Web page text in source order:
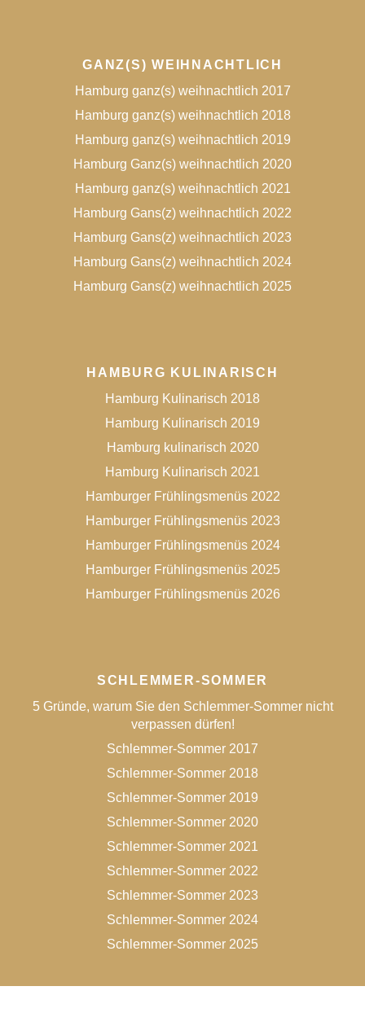
GANZ(S) WEIHNACHTLICH
Hamburg ganz(s) weihnachtlich 2017
Hamburg ganz(s) weihnachtlich 2018
Hamburg ganz(s) weihnachtlich 2019
Hamburg Ganz(s) weihnachtlich 2020
Hamburg ganz(s) weihnachtlich 2021
Hamburg Gans(z) weihnachtlich 2022
Hamburg Gans(z) weihnachtlich 2023
Hamburg Gans(z) weihnachtlich 2024
Hamburg Gans(z) weihnachtlich 2025
HAMBURG KULINARISCH
Hamburg Kulinarisch 2018
Hamburg Kulinarisch 2019
Hamburg kulinarisch 2020
Hamburg Kulinarisch 2021
Hamburger Frühlingsmenüs 2022
Hamburger Frühlingsmenüs 2023
Hamburger Frühlingsmenüs 2024
Hamburger Frühlingsmenüs 2025
Hamburger Frühlingsmenüs 2026
SCHLEMMER-SOMMER
5 Gründe, warum Sie den Schlemmer-Sommer nicht
verpassen dürfen!
Schlemmer-Sommer 2017
Schlemmer-Sommer 2018
Schlemmer-Sommer 2019
Schlemmer-Sommer 2020
Schlemmer-Sommer 2021
Schlemmer-Sommer 2022
Schlemmer-Sommer 2023
Schlemmer-Sommer 2024
Schlemmer-Sommer 2025